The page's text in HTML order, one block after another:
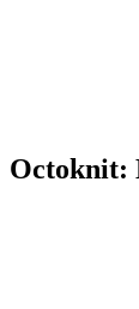
Octoknit: